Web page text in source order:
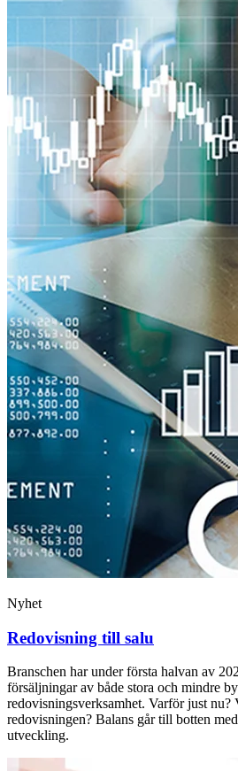
Nyhet
Redovisning till salu
Branschen har under första halvan av
försäljningar av både stora och mindre
redovisningsverksamhet. Varför just nu?
redovisningen? Balans går till botten
utveckling.